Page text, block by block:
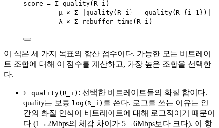
score = Σ quality(R_i)                              ←
- μ × Σ |quality(R_i) - quality(R_{i-1})|   ←
- λ × Σ rebuffer_time(R_i)                   ←
이 식은 세 가지 목표의 합산 점수이다. 가능한 모든 비트레이
트 조합에 대해 이 점수를 계산하고, 가장 높은 조합을 선택한
다.
Σ quality(R_i) : 선택한 비트레이트들의 화질 합이다.
quality는 보통 log(R_i) 를 쓴다. 로그를 쓰는 이유는 인
간의 화질 인식이 비트레이트에 대해 로그적이기 때문이
다 (1→2Mbps의 체감 차이가 5→6Mbps보다 크다). 이 항